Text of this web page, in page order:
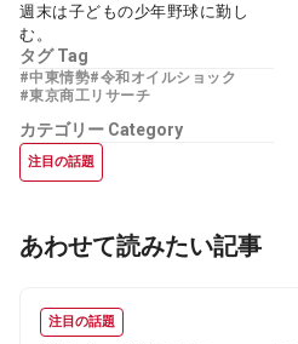
週末は子どもの少年野球に勤し
む。
タグTag
#中東情勢#令和オイルショック
#東京商工リサーチ
カテゴリー Category
注目の話題
あわせて読みたい記事
注目の話題